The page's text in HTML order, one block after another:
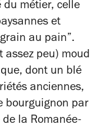
du métier, celle
et
au pain”.
assez peu) moud
dont un blé
anciennes,
bourguignon par
la Romanée-